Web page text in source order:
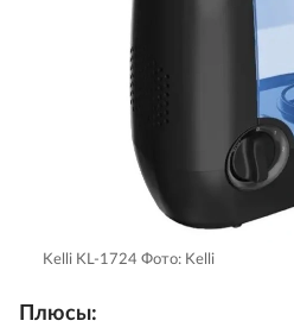
Kelli KL-1724 Фото: Kelli
Плюсы: